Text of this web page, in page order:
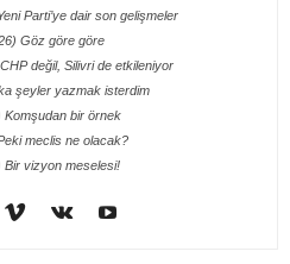
Parti’ye dair son gelişmeler
Göz göre göre
değil, Silivri de etkileniyor
şeyler yazmak isterdim
Komşudan bir örnek
meclis ne olacak?
Bir vizyon meselesi!